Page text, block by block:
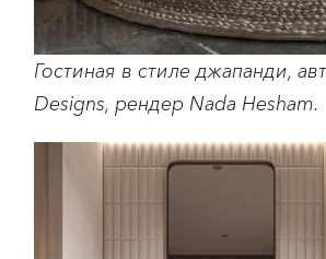
Гостиная в стиле джапанди,
Designs, рендер Nada Hesham.